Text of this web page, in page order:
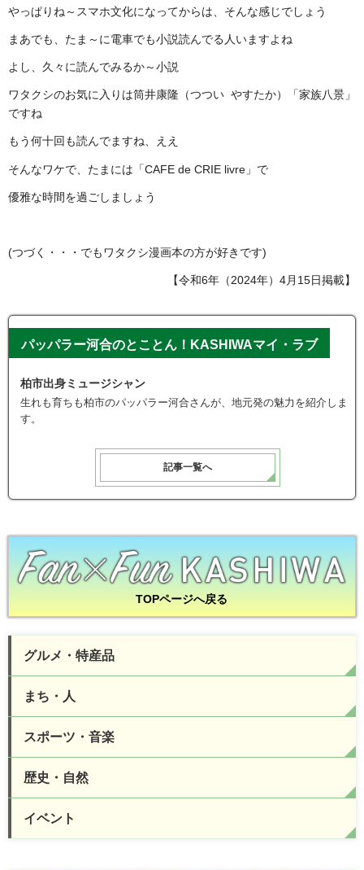
やっぱりね～スマホ文化になってからは、そんな感じでしょう
まあでも、たま～に電車でも小説読んでる人いますよね
よし、久々に読んでみるか～小説
ワタクシのお気に入りは筒井康隆（つつい やすたか）「家族八景」
ですね
もう何十回も読んでますね、ええ
そんなワケで、たまには「CAFE de CRIE livre」で
優雅な時間を過ごしましょう
(つづく・・・でもワタクシ漫画本の方が好きです)
【令和6年（2024年）4月15日掲載】
パッパラー河合のとことん！KASHIWAマイ・ラブ
柏市出身ミュージシャン
生れも育ちも柏市のパッパラー河合さんが、地元発の魅力を紹介しま
す。
記事一覧へ
TOPページへ戻る
グルメ・特産品
まち・人
スポーツ・音楽
歴史・自然
イベント